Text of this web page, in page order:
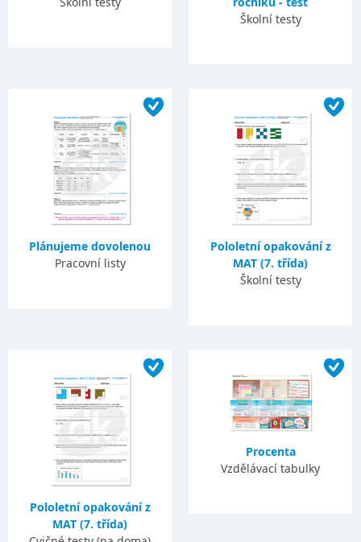
Školní testy
Plánujeme dovolenou
Pracovní listy
Pololetní opakování z
MAT (7. třída)
Školní testy
Pololetní opakování z
MAT (7. třída)
Procenta
Vzdělávací tabulky